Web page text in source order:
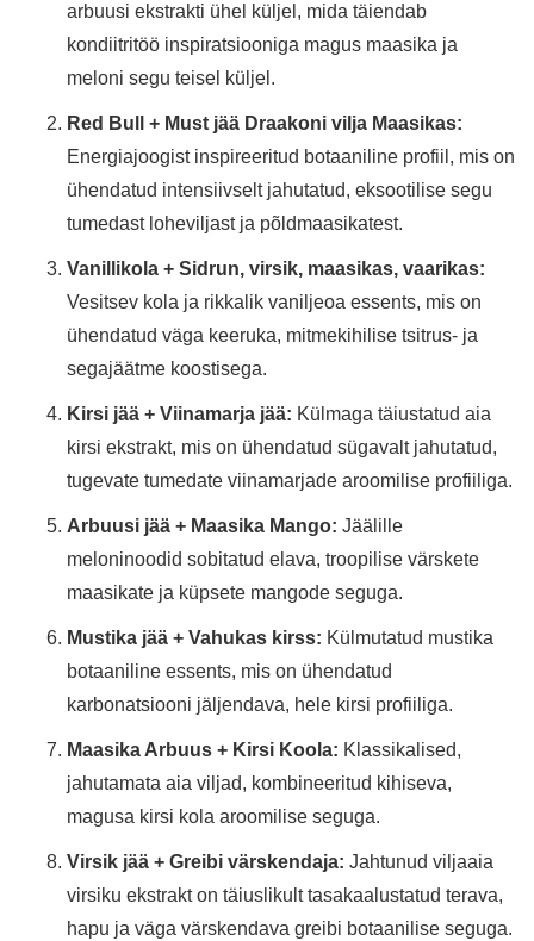
arbuusi ekstrakti ühel küljel, mida täiendab
kondiitritöö inspiratsiooniga magus maasika ja
meloni segu teisel küljel.
Red Bull + Must jää Draakoni vilja Maasikas:
Energiajoogist inspireeritud botaaniline profiil, mis on
ühendatud intensiivselt jahutatud, eksootilise segu
tumedast loheviljast ja põldmaasikatest.
Vanillikola + Sidrun, virsik, maasikas, vaarikas:
Vesitsev kola ja rikkalik vaniljeoa essents, mis on
ühendatud väga keeruka, mitmekihilise tsitrus- ja
segajäätme koostisega.
Kirsi jää + Viinamarja jää: Külmaga täiustatud aia
kirsi ekstrakt, mis on ühendatud sügavalt jahutatud,
tugevate tumedate viinamarjade aroomilise profiiliga.
Arbuusi jää + Maasika Mango: Jäälille
meloninoodid sobitatud elava, troopilise värskete
maasikate ja küpsete mangode seguga.
Mustika jää + Vahukas kirss: Külmutatud mustika
botaaniline essents, mis on ühendatud
karbonatsiooni jäljendava, hele kirsi profiiliga.
Maasika Arbuus + Kirsi Koola: Klassikalised,
jahutamata aia viljad, kombineeritud kihiseva,
magusa kirsi kola aroomilise seguga.
Virsik jää + Greibi värskendaja: Jahtunud viljaaia
virsiku ekstrakt on täiuslikult tasakaalustatud terava,
hapu ja väga värskendava greibi botaanilise seguga.